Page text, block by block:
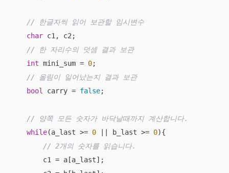
// 한글자씩 읽어 보관할 임시변수
char c1, c2;
// 한 자리수의 덧셈 결과 보관
int mini_sum = 0;
// 올림이 일어났는지 결과 보관
bool
carry = false;
// 양쪽 모든 숫자가 바닥날때까지 계산합니다.
while(a_last >= 0 || b_last >= 0){
// 2개의 숫자를 읽습니다.
        c1 = a[a_last];